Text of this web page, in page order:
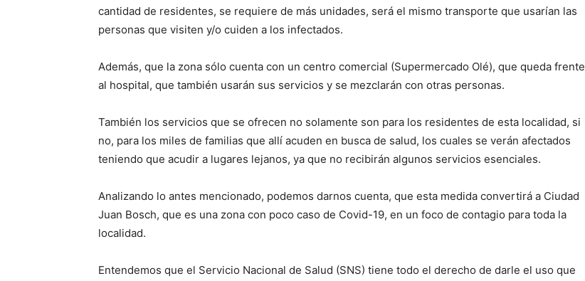
cantidad de residentes, se requiere de más unidades, será el mismo transporte que usarían las
personas que visiten y/o cuiden a los infectados.
Además, que la zona sólo cuenta con un centro comercial (Supermercado Olé), que queda frente
al hospital, que también usarán sus servicios y se mezclarán con otras personas.
También los servicios que se ofrecen no solamente son para los residentes de esta localidad, si
no, para los miles de familias que allí acuden en busca de salud, los cuales se verán afectados
teniendo que acudir a lugares lejanos, ya que no recibirán algunos servicios esenciales.
Analizando lo antes mencionado, podemos darnos cuenta, que esta medida convertirá a Ciudad
Juan Bosch, que es una zona con poco caso de Covid-19, en un foco de contagio para toda la
localidad.
Entendemos que el Servicio Nacional de Salud (SNS) tiene todo el derecho de darle el uso que